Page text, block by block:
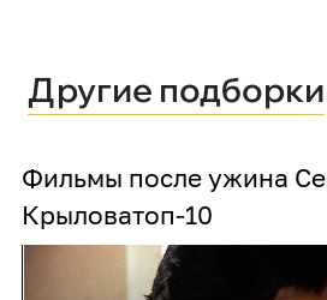
Другие подборки
Фильмы после ужина
Крыловатоп-10